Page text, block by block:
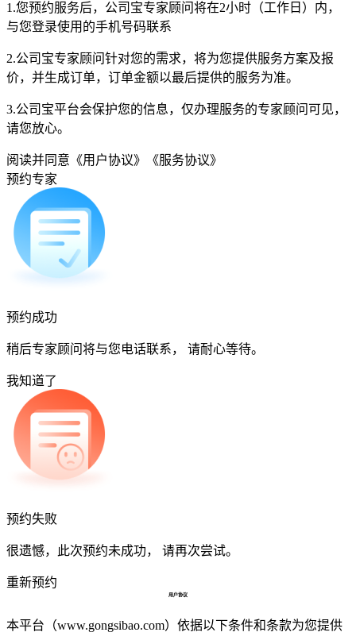
1.您预约服务后，公司宝专家顾问将在2小时（工作日）内，
与您登录使用的手机号码联系
2.公司宝专家顾问针对您的需求，将为您提供服务方案及报
价，并生成订单，订单金额以最后提供的服务为准。
3.公司宝平台会保护您的信息，仅办理服务的专家顾问可见，
请您放心。
阅读并同意 《用户协议》
《服务协议》
预约专家
预约成功
稍后专家顾问将与您电话联系， 请耐心等待。
我知道了
预约失败
很遗憾，此次预约未成功， 请再次尝试。
重新预约
用户协议
本平台（www.gongsibao.com）依据以下条件和条款为您提供